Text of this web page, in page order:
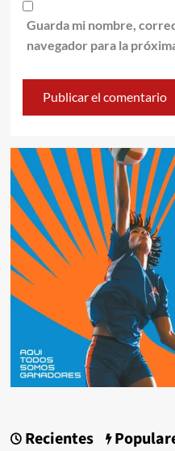
Guarda mi nombre,
navegador para la
Recientes